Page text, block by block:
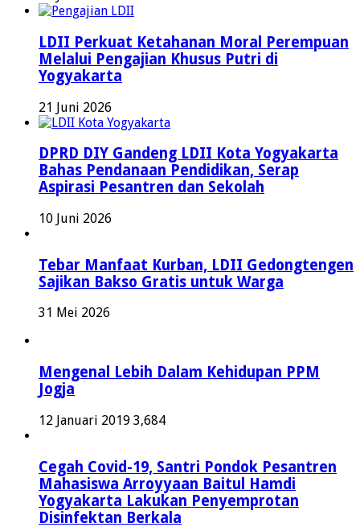
LDII Perkuat Ketahanan Moral Perempuan
Melalui Pengajian Khusus Putri di
Yogyakarta
21 Juni 2026
DPRD DIY Gandeng LDII Kota Yogyakarta
Bahas Pendanaan Pendidikan, Serap
Aspirasi Pesantren dan Sekolah
10 Juni 2026
Tebar Manfaat Kurban, LDII Gedongtengen
Sajikan Bakso Gratis untuk Warga
31 Mei 2026
Mengenal Lebih Dalam Kehidupan PPM
Jogja
12 Januari 2019 3,684
Cegah Covid-19, Santri Pondok Pesantren
Mahasiswa Arroyyaan Baitul Hamdi
Yogyakarta Lakukan Penyemprotan
Disinfektan Berkala